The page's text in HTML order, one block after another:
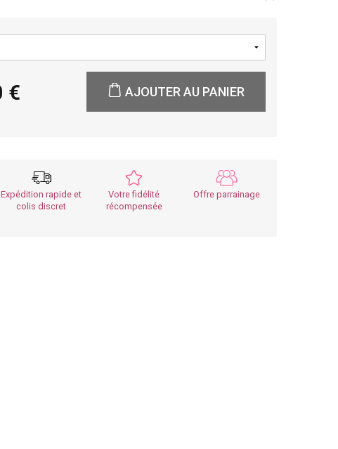
AJOUTER AU PANIER
Expédition rapide et
colis discret
Votre fidélité
récompensée
Offre parrainage